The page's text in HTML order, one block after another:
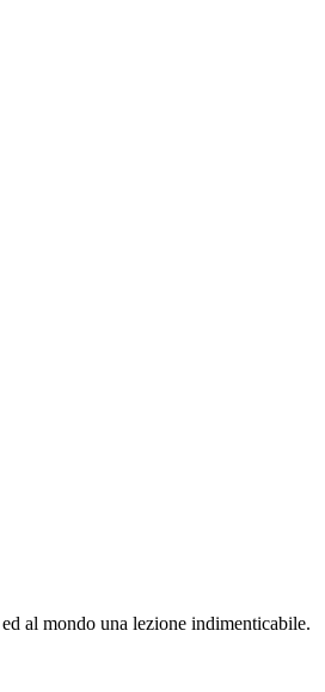
al mondo una lezione indimenticabile.